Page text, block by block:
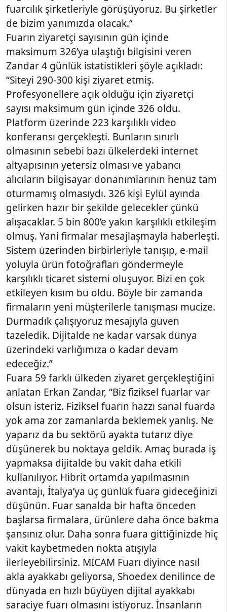
fuarcılık şirketleriyle görüşüyoruz. Bu şirketler
de bizim yanımızda olacak.”
Fuarın ziyaretçi sayısının gün içinde
maksimum 326’ya ulaştığı bilgisini veren
Zandar 4 günlük istatistikleri şöyle açıkladı:
“Siteyi 290-300 kişi ziyaret etmiş.
Profesyonellere açık olduğu için ziyaretçi
sayısı maksimum gün içinde 326 oldu.
Platform üzerinde 223 karşılıklı video
konferansı gerçekleşti. Bunların sınırlı
olmasının sebebi bazı ülkelerdeki internet
altyapısının yetersiz olması ve yabancı
alıcıların bilgisayar donanımlarının henüz tam
oturmamış olmasıydı. 326 kişi Eylül ayında
gelirken hazır bir şekilde gelecekler çünkü
alışacaklar. 5 bin 800’e yakın karşılıklı etkileşim
olmuş. Yani firmalar mesajlaşmayla haberleşti.
Sistem üzerinden birbirleriyle tanışıp, e-mail
yoluyla ürün fotoğrafları göndermeyle
karşılıklı ticaret sistemi oluşuyor. Bizi en çok
etkileyen kısım bu oldu. Böyle bir zamanda
firmaların yeni müşterilerle tanışması mucize.
Durmadık çalışıyoruz mesajıyla güven
tazeledik. Dijitalde ne kadar varsak dünya
üzerindeki varlığımıza o kadar devam
edeceğiz.”
Fuara 59 farklı ülkeden ziyaret gerçekleştiğini
anlatan Erkan Zandar, “Biz fiziksel fuarlar var
olsun isteriz. Fiziksel fuarın hazzı sanal fuarda
yok ama zor zamanlarda beklemek yanlış. Ne
yaparız da bu sektörü ayakta tutarız diye
düşünerek bu noktaya geldik. Amaç burada iş
yapmaksa dijitalde bu vakit daha etkili
kullanılıyor. Hibrit ortamda yapılmasının
avantajı, İtalya’ya üç günlük fuara gideceğinizi
düşünün. Fuar sanalda bir hafta önceden
başlarsa firmalara, ürünlere daha önce bakma
şansınız olur. Daha sonra fuara gittiğinizde hiç
vakit kaybetmeden nokta atışıyla
ilerleyebilirsiniz. MICAM Fuarı diyince nasıl
akla ayakkabı geliyorsa, Shoedex denilince de
dünyada en hızlı büyüyen dijital ayakkabı
saraciye fuarı olmasını istiyoruz. İnsanların